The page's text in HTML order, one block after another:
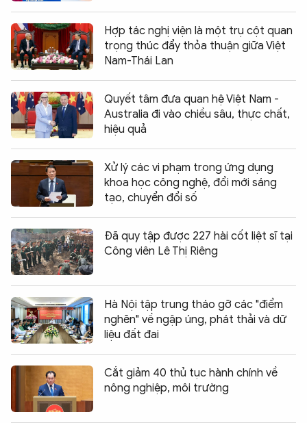
Hợp tác nghị viện là một trụ cột quan
trọng thúc đẩy thỏa thuận giữa Việt
Nam-Thái Lan
Quyết tâm đưa quan hệ Việt Nam -
Australia đi vào chiều sâu, thực chất,
hiệu quả
Xử lý các vi phạm trong ứng dụng
khoa học công nghệ, đổi mới sáng
tạo, chuyển đổi số
Đã quy tập được 227 hài cốt liệt sĩ tại
Công viên Lê Thị Riêng
Hà Nội tập trung tháo gỡ các "điểm
nghẽn" về ngập úng, phát thải và dữ
liệu đất đai
Cắt giảm 40 thủ tục hành chính về
nông nghiệp, môi trường